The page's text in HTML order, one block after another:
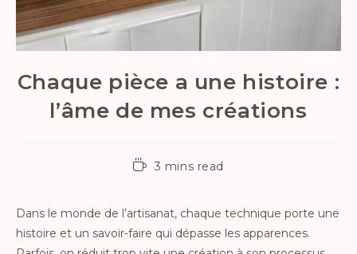
Chaque pièce a une histoire :
l’âme de mes créations
3 mins read
Dans le monde de l’artisanat, chaque technique porte une
histoire et un savoir-faire qui dépasse les apparences.